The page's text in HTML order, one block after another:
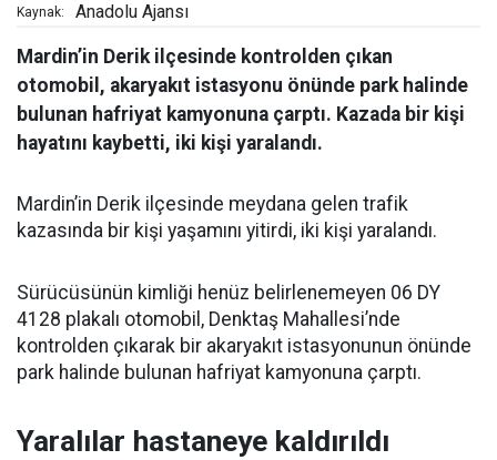
Kaynak: Anadolu Ajansı
Mardin’in Derik ilçesinde kontrolden çıkan
otomobil, akaryakıt istasyonu önünde park halinde
bulunan hafriyat kamyonuna çarptı. Kazada bir kişi
hayatını kaybetti, iki kişi yaralandı.
Mardin’in Derik ilçesinde meydana gelen trafik
kazasında bir kişi yaşamını yitirdi, iki kişi yaralandı.
Sürücüsünün kimliği henüz belirlenemeyen 06 DY
4128 plakalı otomobil, Denktaş Mahallesi’nde
kontrolden çıkarak bir akaryakıt istasyonunun önünde
park halinde bulunan hafriyat kamyonuna çarptı.
Yaralılar hastaneye kaldırıldı